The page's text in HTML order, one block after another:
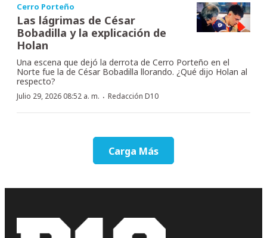
Cerro Porteño
Las lágrimas de César
Bobadilla y la explicación de
Holan
Una escena que dejó la derrota de Cerro Porteño en el
Norte fue la de César Bobadilla llorando. ¿Qué dijo Holan al
respecto?
Julio 29, 2026 08:52 a. m. · Redacción D10
Carga Más